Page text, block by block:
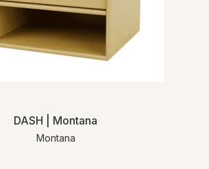
DASH | Montana
Montana